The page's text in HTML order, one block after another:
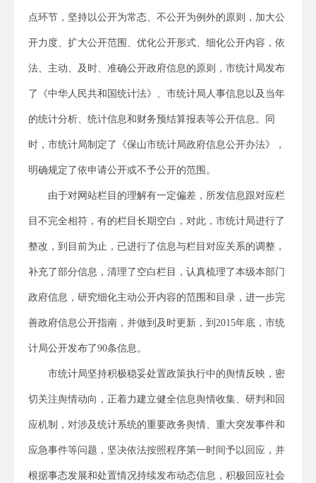
点环节，坚持以公开为常态、不公开为例外的原则，加大公
开力度、扩大公开范围、优化公开形式、细化公开内容，依
法、主动、及时、准确公开政府信息的原则，市统计局发布
了《中华人民共和国统计法》、市统计局人事信息以及当年
的统计分析、统计信息和财务预结算报表等公开信息。同
时，市统计局制定了《保山市统计局政府信息公开办法》，
明确规定了依申请公开或不予公开的范围。
由于对网站栏目的理解有一定偏差，所发信息跟对应栏
目不完全相符，有的栏目长期空白，对此，市统计局进行了
整改，到目前为止，已进行了信息与栏目对应关系的调整，
补充了部分信息，清理了空白栏目，认真梳理了本级本部门
政府信息，研究细化主动公开内容的范围和目录，进一步完
善政府信息公开指南，并做到及时更新，到2015年底，市统
计局公开发布了90条信息。
市统计局坚持积极稳妥处置政策执行中的舆情反映，密
切关注舆情动向，正着力建立健全信息舆情收集、研判和回
应机制，对涉及统计系统的重要政务舆情、重大突发事件和
应急事件等问题，坚决依法按照程序第一时间予以回应，并
根据事态发展和处置情况持续发布动态信息，积极回应社会